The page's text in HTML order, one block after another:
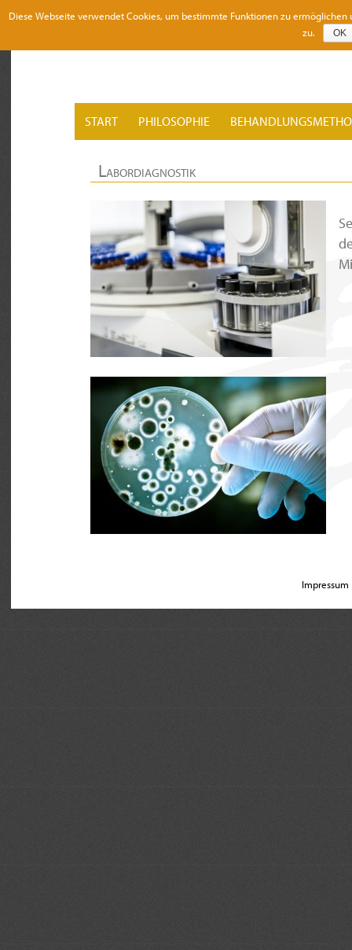
START PHILOSOPHIE
Labordiagnostik
Impressum
Diese Webseite verwendet Cookies, um bestimmte Funktionen zu
zu.
OK